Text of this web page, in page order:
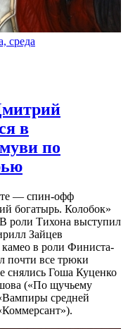
среда
в
по
— спин-офф
богатырь. Колобок»
роли Тихона выступил
Зайцев
в роли Финиста-
почти все трюки
снялись Гоша Куценко
(«По щучьему
средней